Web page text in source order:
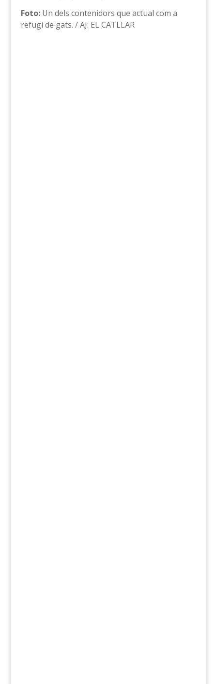
Foto:Un dels contenidors que actual com a
refugi de gats. / AJ: EL CATLLAR